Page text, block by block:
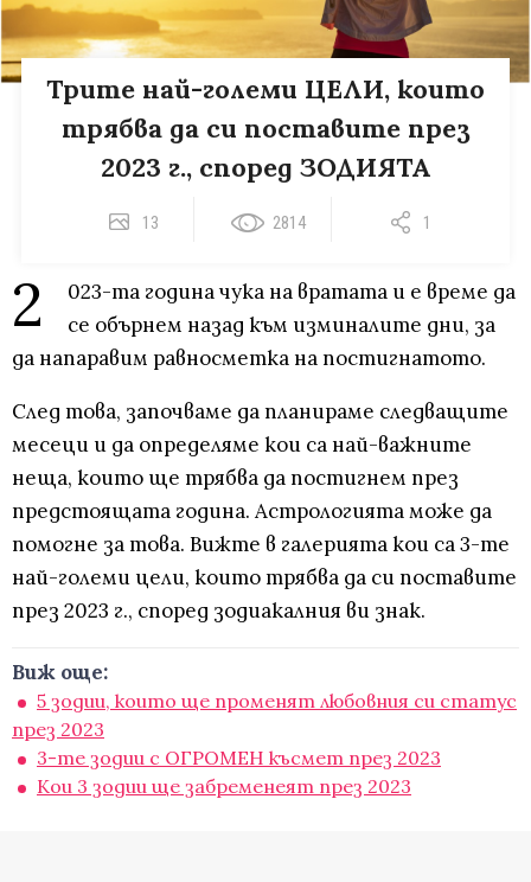
Трите най-големи ЦЕЛИ, които
трябва да си поставите през
2023 г., според ЗОДИЯТА
13 2814 1
2
023-та година чука на вратата и е време да
се обърнем назад към изминалите дни, за
да напаравим равносметка на постигнатото.
След това, започваме да планираме следващите
месеци и да определяме кои са най-важните
неща, които ще трябва да постигнем през
предстоящата година. Астрологията може да
помогне за това. Вижте в галерията кои са 3-те
най-големи цели, които трябва да си поставите
през 2023 г., според зодиакалния ви знак.
Виж още:
5 зодии, които ще променят любовния си статус
през 2023
3-те зодии с ОГРОМЕН късмет през 2023
Кои 3 зодии ще забременеят през 2023